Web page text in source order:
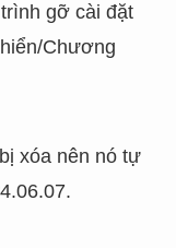
gỡ cài đặt
Chương
xóa nên nó tự